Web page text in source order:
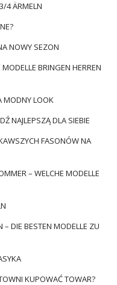
4 ÄRMELN
NOWY SEZON
BRINGEN HERREN
MODNY LOOK
NAJLEPSZĄ DLA SIEBIE
FASONÓW NA
– WELCHE MODELLE
– DIE BESTEN MODELLE ZU
KUPOWAĆ TOWAR?